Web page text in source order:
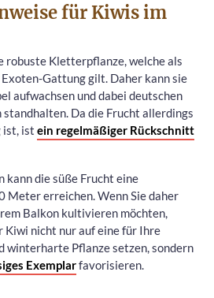
für Kiwis im
robuste Kletterpflanze, welche als
Gattung gilt. Daher kann sie
aufwachsen und dabei deutschen
Da die Frucht allerdings
ist, ist ein regelmäßiger Rückschnitt
kann die süße Frucht eine
Meter erreichen. Wenn Sie daher
Balkon kultivieren möchten,
Kiwi nicht nur auf eine für Ihre
winterharte Pflanze setzen, sondern
Exemplarfavorisieren.